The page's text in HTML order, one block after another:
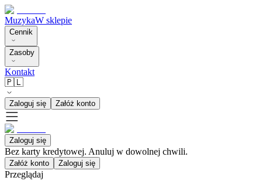
MuzykaW sklepie
Cennik
Zasoby
Kontakt
🇵🇱
Zaloguj się Załóż konto
Zaloguj się
Bez karty kredytowej. Anuluj w dowolnej chwili.
Załóż konto Zaloguj się
Przeglądaj